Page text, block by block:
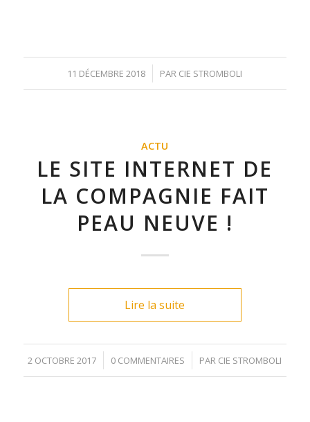
11 DÉCEMBRE 2018
/ PAR CIE STROMBOLI
ACTU
LE SITE INTERNET DE
LA COMPAGNIE FAIT
PEAU NEUVE !
Lire la suite
2 OCTOBRE 2017
/ 0 COMMENTAIRES
/ PAR CIE STROMBOLI